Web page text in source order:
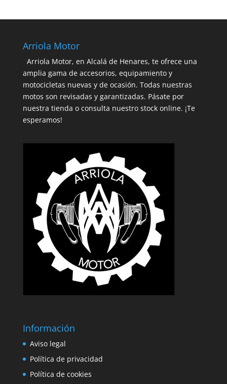
Arriola Motor
Arriola Motor, en Alcalá de Henares, te ofrece una
amplia gama de accesorios, equipamiento y
motocicletas nuevas y de ocasión. Todas nuestras
motos son revisadas y garantizadas. Pásate por
nuestra tienda o consulta nuestro stock online. ¡Te
esperamos!
Información
Aviso legal
Política de privacidad
Política de cookies